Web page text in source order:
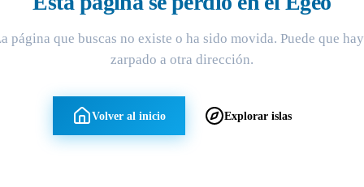
página que buscas no existe o ha sido movida. Puede que
zarpado a otra dirección.
Volver al inicio Explorar islas